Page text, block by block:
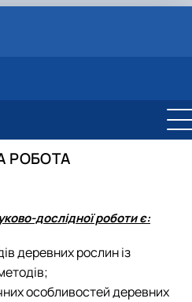
практик
гуртки
науковий ботанічний гурток
РОБОТА
дослідної роботи є:
деревних рослин із
особливостей деревних